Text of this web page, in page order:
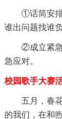
①话筒安
谁出问题找谁负
②成立紧
急应对。
校园歌手大赛
五月，春
的我们，在和